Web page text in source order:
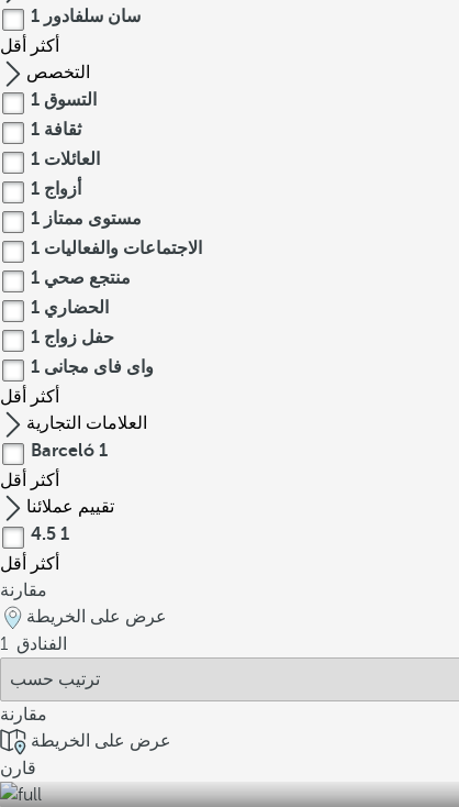
سان سلفادور 1
أكثر
أقل
التخصص
التسوق 1
ثقافة 1
العائلات 1
أزواج 1
مستوى ممتاز 1
الاجتماعات والفعاليات 1
منتجع صحي 1
الحضاري 1
حفل زواج 1
واى فاى مجانى 1
أكثر
أقل
العلامات التجارية
Barceló 1
أكثر
أقل
تقييم عملائنا
4.5 1
أكثر
أقل
مقارنة
عرض على الخريطة
1 الفنادق
مقارنة
عرض على الخريطة
قارن